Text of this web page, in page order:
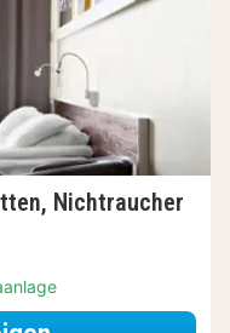
Nichtraucher